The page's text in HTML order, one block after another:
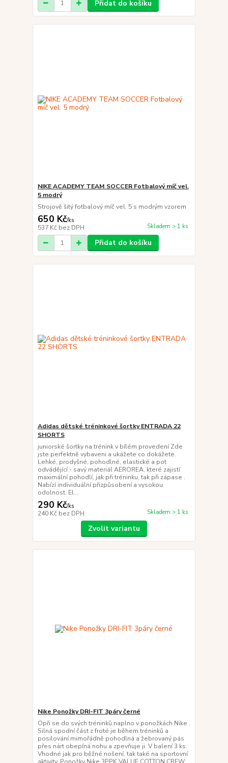
Přidat do košíku
NIKE ACADEMY TEAM SOCCER Fotbalový míč vel.
5 modrý
Strojově šitý fotbalový míč vel. 5 s modrým vzorem
650 Kč/ks
537 Kč bez DPH Skladem > 1 ks
Přidat do košíku
Adidas dětské tréninkové šortky ENTRADA 22
SHORTS
juniorské šortky na trénink v bílém provedení Zde
jste perfektně vybaveni a ukážete co dokážete.
Lehké, prodyšné, pohodlné, elastické a pot
odvádějící - savý materiál AEROREA, které zajistí
maximální pohodlí, jak při tréninku, tak při zápase .
Nabízí individuální přizpůsobení a vysokou
odolnost. El...
290 Kč/ks
240 Kč bez DPH Skladem > 1 ks
Zvolit variantu
Nike Ponožky DRI-FIT 3páry černé
Opři se do svých tréninků naplno v ponožkách Nike .
Silná spodní část z froté je během tréninků a
posilování mimořádně pohodlná a žebrovaný pás
přes nárt obepíná nohu a zpevňuje ji. V balení 3 ks.
Vhodné jak pro běžné nošení, tak také na sportovní